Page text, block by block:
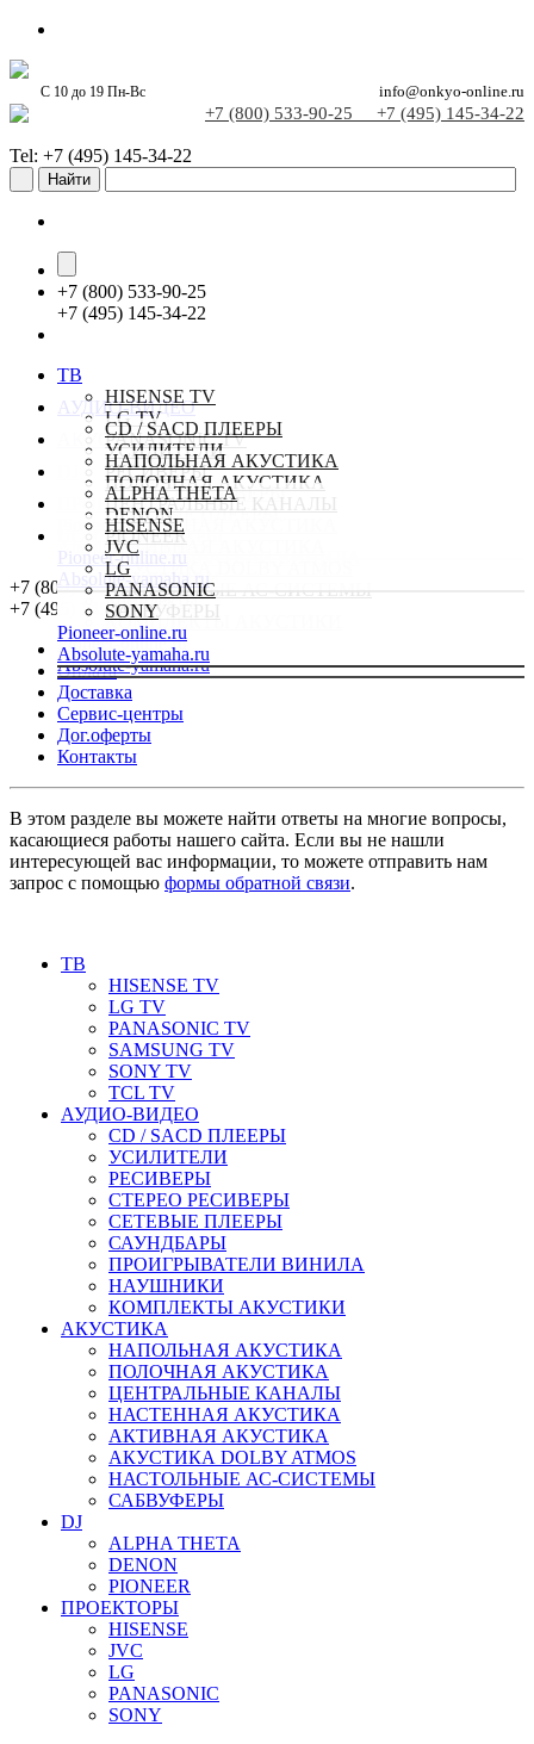
С 10 до 19 Пн-Вс info@onkyo-online.ru
+7 (800) 533-90-25 +7 (495) 145-34-22
Tel: +7 (495) 145-34-22
+7 (800) 533-90-25
+7 (495) 145-34-22
ТВ
HISENSE TV
LG TV
PANASONIC TV
SAMSUNG TV
SONY TV
TCL TV
Pioneer-online.ru
Absolute-yamaha.ru
АУДИО-ВИДЕО
CD / SACD ПЛЕЕРЫ
УСИЛИТЕЛИ
РЕСИВЕРЫ
СТЕРЕО РЕСИВЕРЫ
СЕТЕВЫЕ ПЛЕЕРЫ
САУНДБАРЫ
ПРОИГРЫВАТЕЛИ ВИНИЛА
НАУШНИКИ
Комплекты
КОМПЛЕКТЫ АКУСТИКИ
Pioneer-online.ru
Absolute-yamaha.ru
АКУСТИКА
НАПОЛЬНАЯ АКУСТИКА
ПОЛОЧНАЯ АКУСТИКА
ЦЕНТРАЛЬНЫЕ КАНАЛЫ
НАСТЕННАЯ АКУСТИКА
АКТИВНАЯ АКУСТИКА
АКУСТИКА DOLBY ATMOS
НАСТОЛЬНЫЕ АС-СИСТЕМЫ
САБВУФЕРЫ
Pioneer-online.ru
Absolute-yamaha.ru
ALPHA THETA
DENON
PIONEER
Pioneer-online.ru
Absolute-yamaha.ru
ПРОЕКТОРЫ
HISENSE
JVC
LG
PANASONIC
SONY
Pioneer-online.ru
Absolute-yamaha.ru
ПОДДЕРЖКА
+7 (800) 533-90-25
+7 (495) 145-34-22
Магазин
Оплата
Доставка
Сервис-центры
Дог.оферты
Контакты
В этом разделе вы можете найти ответы на многие вопросы,
касающиеся работы нашего сайта. Если вы не нашли
интересующей вас информации, то можете отправить нам
запрос с помощью формы обратной связи.
ТВ
HISENSE TV
LG TV
PANASONIC TV
SAMSUNG TV
SONY TV
TCL TV
АУДИО-ВИДЕО
CD / SACD ПЛЕЕРЫ
УСИЛИТЕЛИ
РЕСИВЕРЫ
СТЕРЕО РЕСИВЕРЫ
СЕТЕВЫЕ ПЛЕЕРЫ
САУНДБАРЫ
ПРОИГРЫВАТЕЛИ ВИНИЛА
НАУШНИКИ
КОМПЛЕКТЫ АКУСТИКИ
АКУСТИКА
НАПОЛЬНАЯ АКУСТИКА
ПОЛОЧНАЯ АКУСТИКА
ЦЕНТРАЛЬНЫЕ КАНАЛЫ
НАСТЕННАЯ АКУСТИКА
АКТИВНАЯ АКУСТИКА
АКУСТИКА DOLBY ATMOS
НАСТОЛЬНЫЕ АС-СИСТЕМЫ
САБВУФЕРЫ
DJ
ALPHA THETA
DENON
PIONEER
ПРОЕКТОРЫ
HISENSE
JVC
LG
PANASONIC
SONY